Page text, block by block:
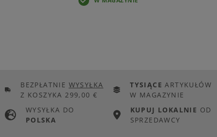
BEZPŁATNIE WYSYŁKA
Z KOSZYKA 299,00 €
TYSIĄCE ARTYKUŁÓW
W MAGAZYNIE
WYSYŁKA DO
POLSKA
KUPUJ LOKALNIE OD
SPRZEDAWCY